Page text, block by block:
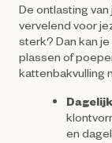
De ontlasting
vervelend voor
sterk? Dan kan
plassen of
kattenbakvulling
en